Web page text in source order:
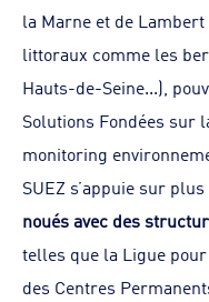
la Marne et de Lambert
littoraux comme les
Hauts-de-Seine...),
Solutions Fondées sur
monitoring
SUEZ s’appuie sur plus
noués avec des
telles que la Ligue pour
des Centres